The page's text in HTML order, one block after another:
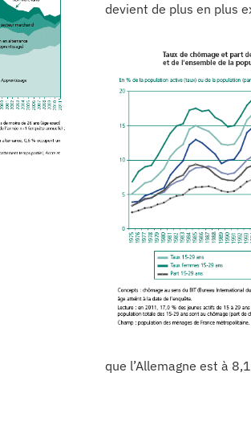
devient de plus en plus
que l’Allemagne est à